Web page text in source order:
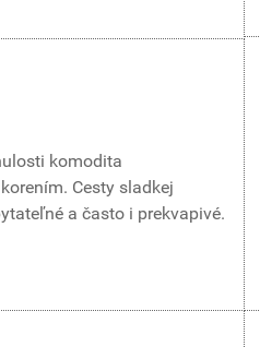
komodita
Cesty sladkej
a často i prekvapivé.